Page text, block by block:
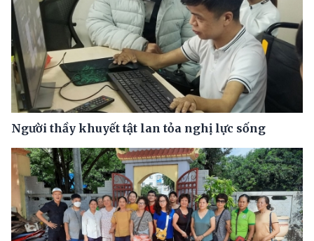
Người thầy khuyết tật lan tỏa nghị lực sống